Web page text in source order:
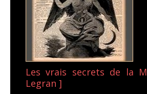
Les vrais secrets de la
Legran ]